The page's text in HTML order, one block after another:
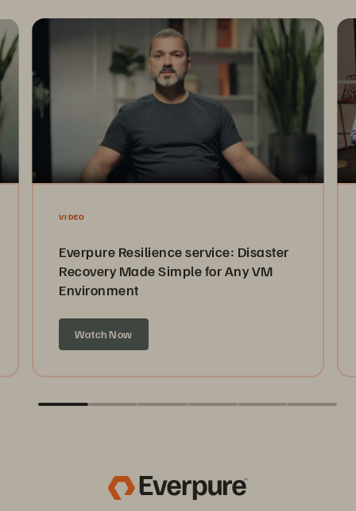
VIDEO
Everpure Resilience service: Disaster
Recovery Made Simple for Any VM
Environment
Watch Now